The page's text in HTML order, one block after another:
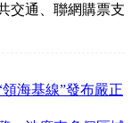
交通、聯網購票支
海基線”發布嚴正